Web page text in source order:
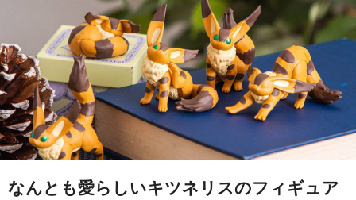
なんとも愛らしいキツネリスのフィギュア